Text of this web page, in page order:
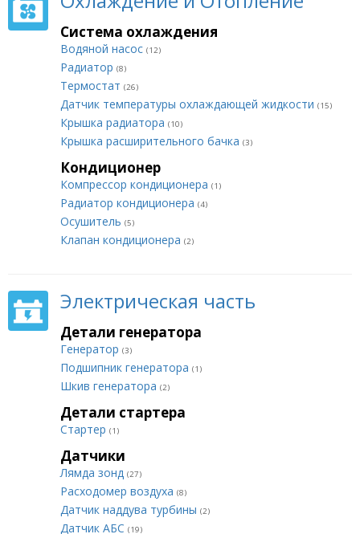
Система охлаждения
Водяной насос (12)
Радиатор (8)
Термостат (26)
Датчик температуры охлаждающей жидкости (15)
Крышка радиатора (10)
Крышка расширительного бачка (3)
Кондиционер
Компрессор кондиционера (1)
Радиатор кондиционера (4)
Осушитель (5)
Клапан кондиционера (2)
Электрическая часть
Детали генератора
Генератор (3)
Подшипник генератора (1)
Шкив генератора (2)
Детали стартера
Стартер (1)
Датчики
Лямда зонд (27)
Расходомер воздуха (8)
Датчик наддува турбины (2)
Датчик АБС (19)